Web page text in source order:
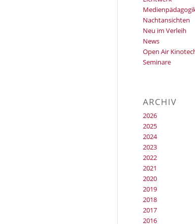
Nachtansichten
Neu im Verleih
News
Open Air
Seminare
ARCHIV
2026
2025
2024
2023
2022
2021
2020
2019
2018
2017
2016